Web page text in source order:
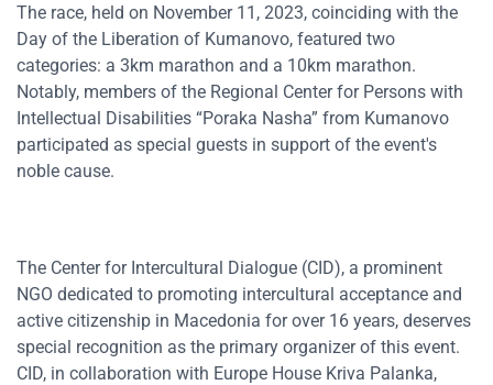
The race, held on November 11, 2023, coinciding with the
Day of the Liberation of Kumanovo, featured two
categories: a 3km marathon and a 10km marathon.
Notably, members of the Regional Center for Persons with
Intellectual Disabilities “Poraka Nasha” from Kumanovo
participated as special guests in support of the event's
noble cause.
The Center for Intercultural Dialogue (CID), a prominent
NGO dedicated to promoting intercultural acceptance and
active citizenship in Macedonia for over 16 years, deserves
special recognition as the primary organizer of this event.
CID, in collaboration with Europe House Kriva Palanka,